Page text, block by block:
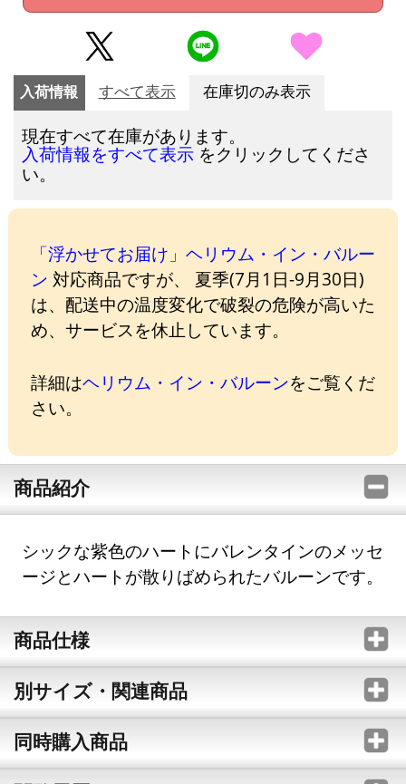
入荷情報 すべて表示 在庫切のみ表示
現在すべて在庫があります。
入荷情報をすべて表示 をクリックしてくださ
い。
「浮かせてお届け」ヘリウム・イン・バルー
ン 対応商品ですが、 夏季(7月1日-9月30日)
は、配送中の温度変化で破裂の危険が高いた
め、サービスを休止しています。
詳細はヘリウム・イン・バルーンをご覧くだ
さい。
商品紹介
シックな紫色のハートにバレンタインのメッセ
ージとハートが散りばめられたバルーンです。
商品仕様
別サイズ・関連商品
同時購入商品